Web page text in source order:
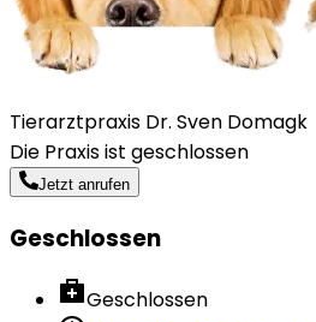
Tierarztpraxis Dr. Sven Domagk
Die Praxis ist geschlossen
Jetzt anrufen
Geschlossen
Geschlossen